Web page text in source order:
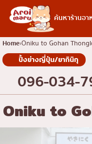
ค้นหาร้านอ
อาหารญี่
ค้นหาร้านอาหาร
ค้นหาตามประเภทอา
ซูชิ
HomeOniku to Gohan
ปิ้งย่างญี่ปุ่น/ยากินิกุ
096-034-
Oniku to